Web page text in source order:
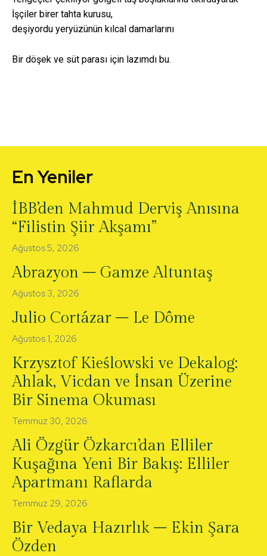
İşçiler birer tahta kurusu,
deşiyordu yeryüzünün kılcal damarlarını
Bir döşek ve süt parası için lazımdı bu.
En Yeniler
İBB’den Mahmud Derviş Anısına
“Filistin Şiir Akşamı”
Ağustos 5, 2026
Abrazyon – Gamze Altuntaş
Ağustos 3, 2026
Julio Cortázar – Le Dôme
Ağustos 1, 2026
Krzysztof Kieślowski ve Dekalog:
Ahlak, Vicdan ve İnsan Üzerine
Bir Sinema Okuması
Temmuz 30, 2026
Ali Özgür Özkarcı’dan Elliler
Kuşağına Yeni Bir Bakış: Elliler
Apartmanı Raflarda
Temmuz 29, 2026
Bir Vedaya Hazırlık – Ekin Şara
Özden